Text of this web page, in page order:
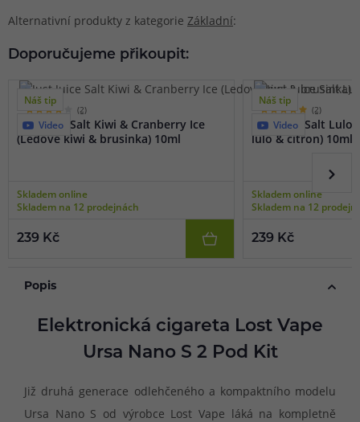
Alternativní produkty z kategorie Základní:
Doporučujeme přikoupit:
Náš tip
Video
(2)
Just Juice Salt Kiwi & Cranberry Ice
(Ledové kiwi & brusinka) 10ml
Skladem online
Skladem na 12 prodejnách
239 Kč
Náš tip
Video
(2)
Just Juice Salt
lulo & citron) 10ml
Skladem online
Skladem na 12
239 Kč
Popis
Elektronická cigareta Lost Vape
Ursa Nano S 2 Pod Kit
Již druhá generace odlehčeného a kompaktního modelu
Ursa Nano S od výrobce Lost Vape láká na kompletně